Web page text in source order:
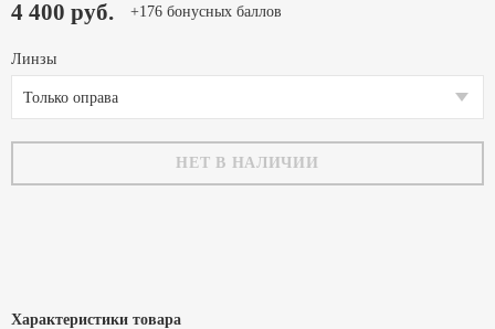
4 400 руб. +176 бонусных баллов
Линзы
Только оправа
НЕТ В НАЛИЧИИ
Характеристики товара